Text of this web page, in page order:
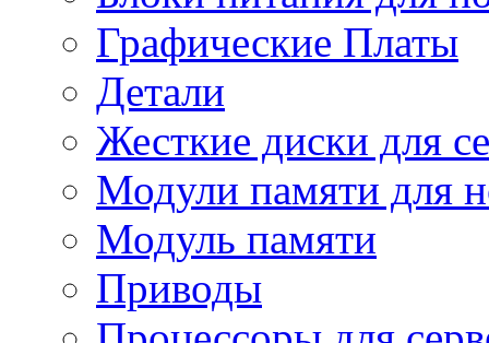
Графические Платы
Детали
Жесткие диски для
Модули памяти для
Модуль памяти
Приводы